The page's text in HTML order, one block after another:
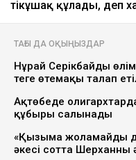
ТЖМ
Бүгін, 9 қарашада
Мәртөк ауданы